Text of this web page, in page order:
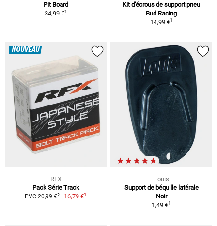
Pit Board
34,99 €1
Kit d'écrous de support pneu
Bud Racing
14,99 €1
NOUVEAU
RFX
Pack Série Track
PVC 20,99 €2 16,79 €1
Louis
Support de béquille latérale
Noir
1,49 €1